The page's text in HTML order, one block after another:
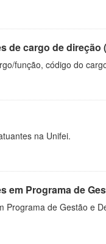
de cargo de direção
função, código do
na Unifei.
em Programa de
Programa de Gestão e